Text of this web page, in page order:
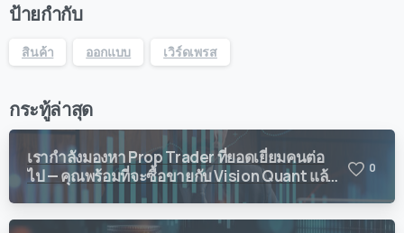
ป้ายกำกับ
สินค้า ออกแบบ เวิร์ดเพรส
กระทู้ล่าสุด
เรากำลังมองหา Prop Trader ที่ยอดเยี่ยมคนต่อ
ไป — คุณพร้อมที่จะซื้อขายกับ Vision Quant แล้ว
0